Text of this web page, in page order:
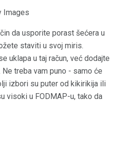
Images
da usporite porast šećera u
staviti u svoj miris.
uklapa u taj račun, već dodajte
treba vam puno - samo će
izbori su puter od kikirikija ili
visoki u FODMAP-u, tako da